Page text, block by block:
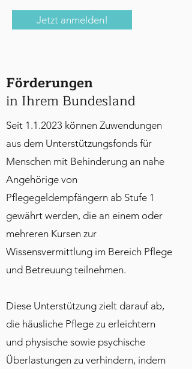
Jetzt anmelden!
Förderungen
in Ihrem Bundesland
Seit 1.1.2023 können Zuwendungen
aus dem Unterstützungsfonds für
Menschen mit Behinderung an nahe
Angehörige von
Pflegegeldempfängern ab Stufe 1
gewährt werden, die an einem oder
mehreren Kursen zur
Wissensvermittlung im Bereich Pflege
und Betreuung teilnehmen.
Diese Unterstützung zielt darauf ab,
die häusliche Pflege zu erleichtern
und physische sowie psychische
Überlastungen zu verhindern, indem